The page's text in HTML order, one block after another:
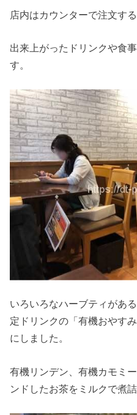
店内はカウンターで注文する
出来上がったドリンクや食
す。
いろいろなハーブティがあ
定ドリンクの「有機おやす
にしました。
有機リンデン、有機カモミ
ンドしたお茶をミルクで煮